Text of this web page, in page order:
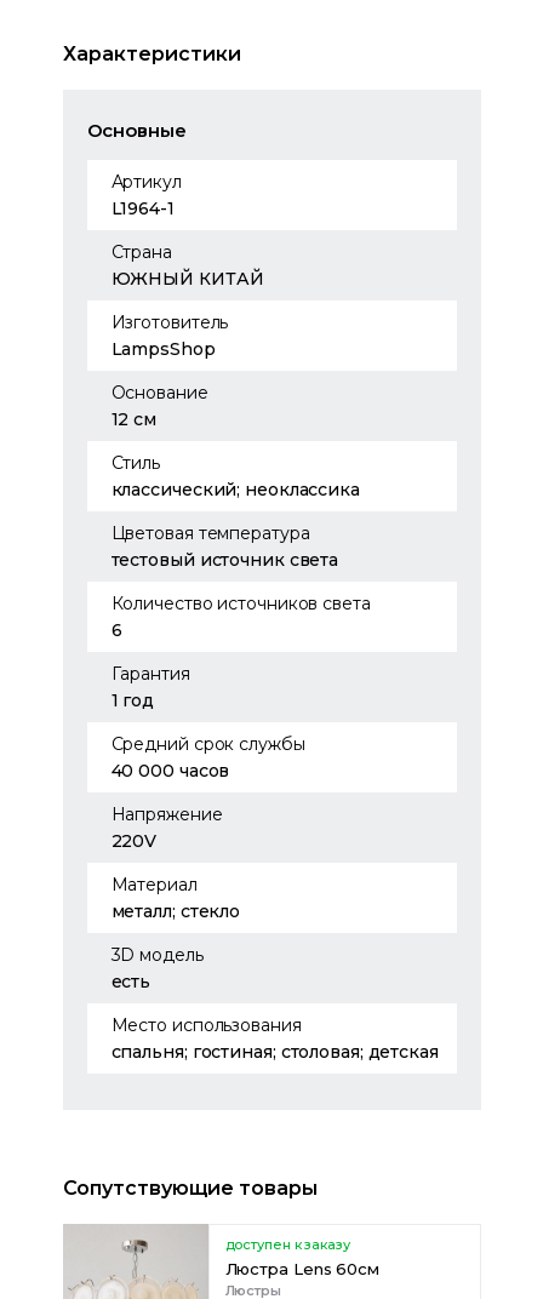
Характеристики
Основные
Артикул
L1964-1
Страна
ЮЖНЫЙ КИТАЙ
Изготовитель
LampsShop
Основание
12 см
Стиль
классический; неоклассика
Цветовая температура
тестовый источник света
Количество источников света
6
Гарантия
1 год
Средний срок службы
40 000 часов
Напряжение
220V
Материал
металл; стекло
3D модель
есть
Место использования
спальня; гостиная; столовая; детская
Сопутствующие товары
доступен к заказу
Люстра Lens 60см
Люстры